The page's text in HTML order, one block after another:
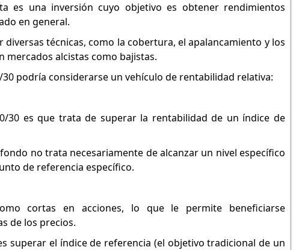
es una inversión cuyo objetivo es obtener rendimientos
en general.
técnicas, como la cobertura, el apalancamiento y los
alcistas como bajistas.
podría considerarse un vehículo de rentabilidad relativa:
30 es que trata de superar la rentabilidad de un índice de
no trata necesariamente de alcanzar un nivel específico
de referencia específico.
cortas en acciones, lo que le permite beneficiarse
de los precios.
superar el índice de referencia (el objetivo tradicional de un